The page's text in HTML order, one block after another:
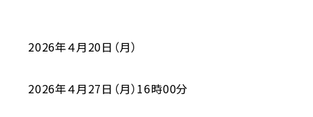
2026年４月20日（月）
2026年４月27日（月）16時00分